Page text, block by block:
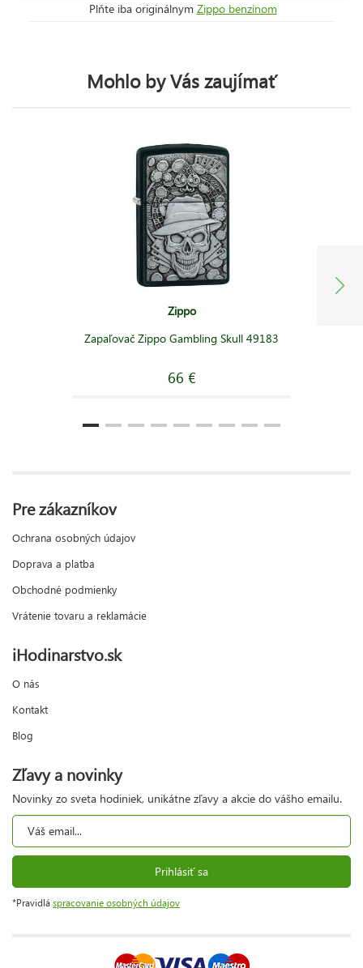
Plňte iba originálnym Zippo benzínom
Mohlo by Vás zaujímať
Zippo
Zapaľovač Zippo Gambling Skull 49183
66 €
Pre zákazníkov
Ochrana osobných údajov
Doprava a platba
Obchodné podmienky
Vrátenie tovaru a reklamácie
iHodinarstvo.sk
O nás
Kontakt
Blog
Zľavy a novinky
Novinky zo sveta hodiniek, unikátne zľavy a akcie do vášho emailu.
Prihlásiť sa
*Pravidlá spracovanie osobných údajov